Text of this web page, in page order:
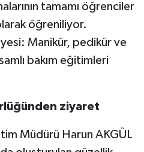
tamamı öğrenciler
öğreniliyor.
Manikür, pedikür ve
bakım eğitimleri
ziyaret
Müdürü Harun AKGÜL